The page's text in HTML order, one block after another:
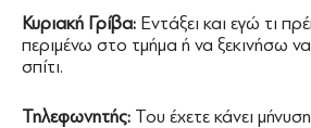
Κυριακή Γρίβα: Εντάξει και εγώ τι
περιμένω στο τμήμα ή να ξεκινήσω
σπίτι.
Τηλεφωνητής: Του έχετε κάνει